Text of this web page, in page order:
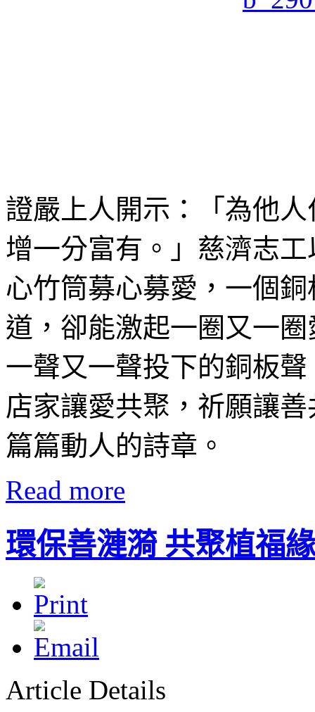
證嚴上人開示：「為他
增一分富有。」慈濟志
心竹筒募心募愛，一個
道，卻能激起一圈又一
一聲又一聲投下的銅板
店家讓愛共聚，祈願讓
篇篇動人的詩章。
Read more
環保善漣漪 共聚植福緣
Article Details